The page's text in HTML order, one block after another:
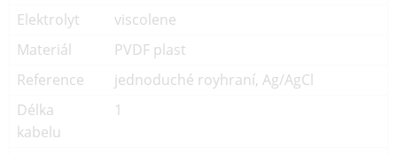
Elektrolyt
viscolene
Materiál
PVDF plast
Reference
jednoduché royhraní, Ag/AgCl
Délka
kabelu
1